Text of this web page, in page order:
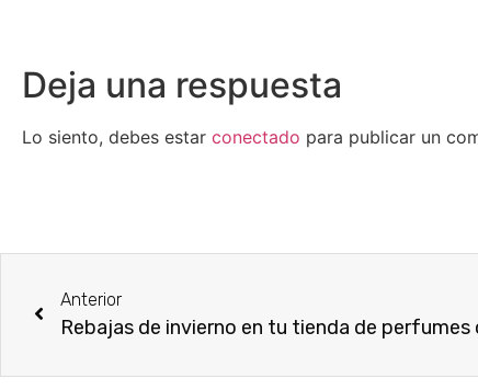
Deja una respuesta
Lo siento, debes estar conectado para publicar un
Anterior
Rebajas de invierno en tu tienda de perfumes